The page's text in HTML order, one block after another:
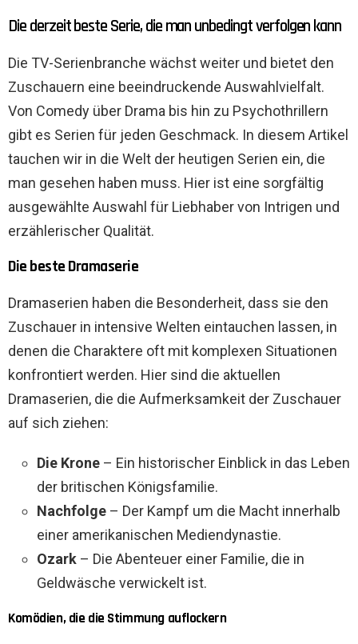
Die derzeit beste Serie, die man unbedingt verfolgen kann
Die TV-Serienbranche wächst weiter und bietet den
Zuschauern eine beeindruckende Auswahlvielfalt.
Von Comedy über Drama bis hin zu Psychothrillern
gibt es Serien für jeden Geschmack. In diesem Artikel
tauchen wir in die Welt der heutigen Serien ein, die
man gesehen haben muss. Hier ist eine sorgfältig
ausgewählte Auswahl für Liebhaber von Intrigen und
erzählerischer Qualität.
Die beste Dramaserie
Dramaserien haben die Besonderheit, dass sie den
Zuschauer in intensive Welten eintauchen lassen, in
denen die Charaktere oft mit komplexen Situationen
konfrontiert werden. Hier sind die aktuellen
Dramaserien, die die Aufmerksamkeit der Zuschauer
auf sich ziehen:
Die Krone – Ein historischer Einblick in das Leben
der britischen Königsfamilie.
Nachfolge – Der Kampf um die Macht innerhalb
einer amerikanischen Mediendynastie.
Ozark – Die Abenteuer einer Familie, die in
Geldwäsche verwickelt ist.
Komödien, die die Stimmung auflockern